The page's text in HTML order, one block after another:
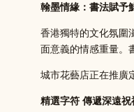
翰墨情緣：書法賦予
香港獨特的文化氛圍
面意義的情感重量。
城市花藝店正在推廣
精選字符 傳遞深遠祝